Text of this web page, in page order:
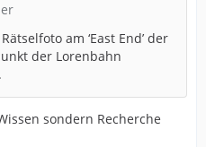
am ‘East End’ der
der Lorenbahn
sondern Recherche